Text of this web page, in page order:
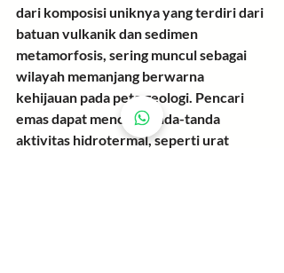
dari komposisi uniknya yang terdiri dari
batuan vulkanik dan sedimen
metamorfosis, sering muncul sebagai
wilayah memanjang berwarna
kehijauan pada peta geologi. Pencari
emas dapat mencari tanda-tanda
aktivitas hidrotermal, seperti urat